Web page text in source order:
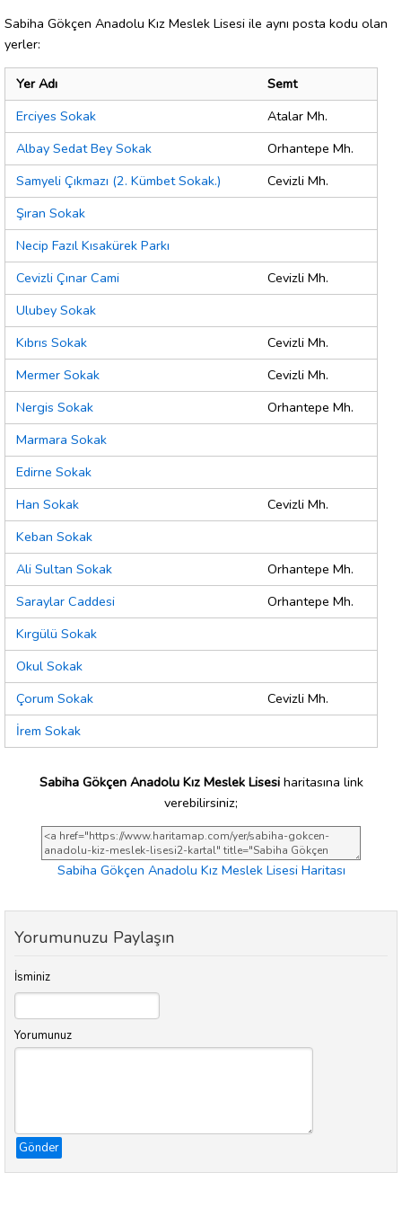
Sabiha Gökçen Anadolu Kız Meslek Lisesi ile aynı posta kodu olan
yerler:
Yer Adı
Semt
Erciyes Sokak
Atalar Mh.
Albay Sedat Bey Sokak
Orhantepe Mh.
Samyeli Çıkmazı (2. Kümbet Sokak.)
Cevizli Mh.
Şıran Sokak
Necip Fazıl Kısakürek Parkı
Cevizli Çınar Cami
Cevizli Mh.
Ulubey Sokak
Kıbrıs Sokak
Cevizli Mh.
Mermer Sokak
Cevizli Mh.
Nergis Sokak
Orhantepe Mh.
Marmara Sokak
Edirne Sokak
Han Sokak
Cevizli Mh.
Keban Sokak
Ali Sultan Sokak
Orhantepe Mh.
Saraylar Caddesi
Orhantepe Mh.
Kırgülü Sokak
Okul Sokak
Çorum Sokak
Cevizli Mh.
İrem Sokak
Sabiha Gökçen Anadolu Kız Meslek Lisesiharitasına link
verebilirsiniz;
Sabiha Gökçen Anadolu Kız Meslek Lisesi Haritası
Yorumunuzu Paylaşın
İsminiz
Yorumunuz
Gönder